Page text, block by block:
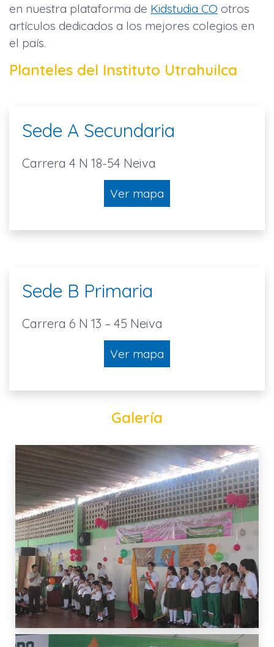
en nuestra plataforma de Kidstudia CO otros
artículos dedicados a los mejores colegios en
el país.
Planteles del Instituto Utrahuilca
Sede A Secundaria
Carrera 4 N 18-54 Neiva
Ver mapa
Sede B Primaria
Carrera 6 N 13 – 45 Neiva
Ver mapa
Galería